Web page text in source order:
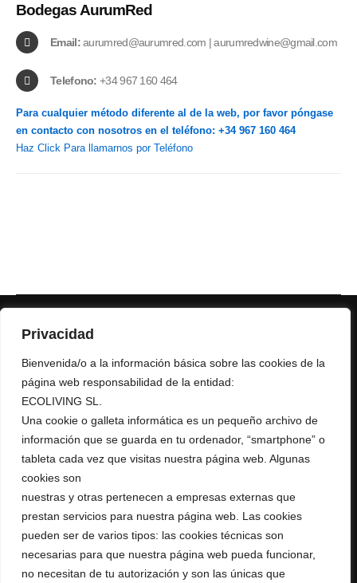
Privacidad
Bienvenida/o a la información básica sobre las cookies de la
página web responsabilidad de la entidad:
ECOLIVING SL.
Una cookie o galleta informática es un pequeño archivo de
información que se guarda en tu ordenador, “smartphone” o
tableta cada vez que visitas nuestra página web. Algunas
cookies son
nuestras y otras pertenecen a empresas externas que
prestan servicios para nuestra página web. Las cookies
pueden ser de varios tipos: las cookies técnicas son
necesarias para que nuestra página web pueda funcionar,
no necesitan de tu autorización y son las únicas que
Bodegas AurumRed
Email:aurumred@aurumred.com | aurumredwine@gmail.com
Telefono: +34 967 160 464
Para cualquier método diferente al de la web, por favor póngase
en contacto con nosotros en el teléfono: +34 967 160 464
Haz Click Para llamarnos por Teléfono
+ 34 967 16 04 64
AURUMRED@AURUMRED.COM
Condiciones de Venta
Política de Privacidad
Política de Cookies
Aviso Legal
RGPD